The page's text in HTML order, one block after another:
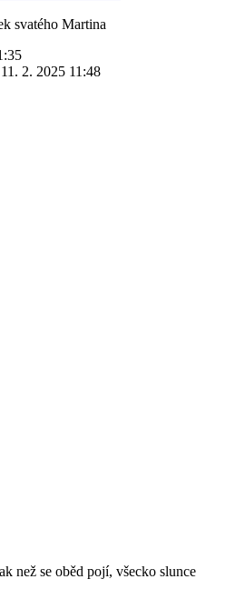
svatého Martina
11. 2. 2025 11:48
než se oběd pojí, všecko slunce